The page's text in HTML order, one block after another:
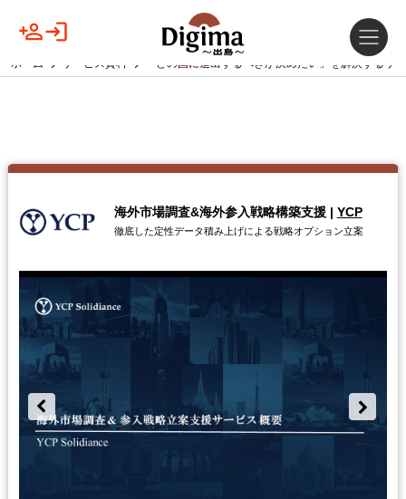
ホーム サービス資料 「どの国に進出するべきか決めたい」を解決するサ
海外市場調査&海外参入戦略構築支援 | YCP
徹底した定性データ積み上げによる戦略オプション立案